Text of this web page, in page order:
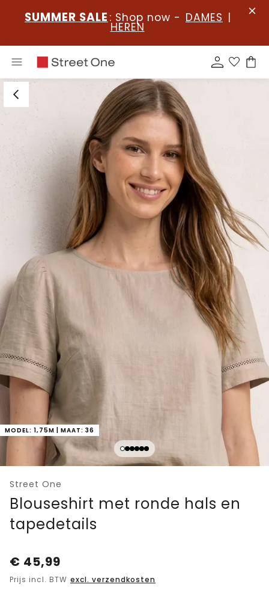
SUMMER SALE : Shop now - DAMES |
HEREN
MODEL: 1,75M | MAAT: 36
Street One
Blouseshirt met ronde hals en
tapedetails
€ 45,99
Prijs incl. BTW excl. verzendkosten